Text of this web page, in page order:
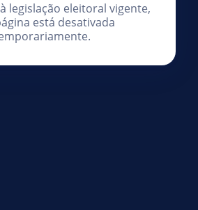
legislação eleitoral vigente,
está desativada